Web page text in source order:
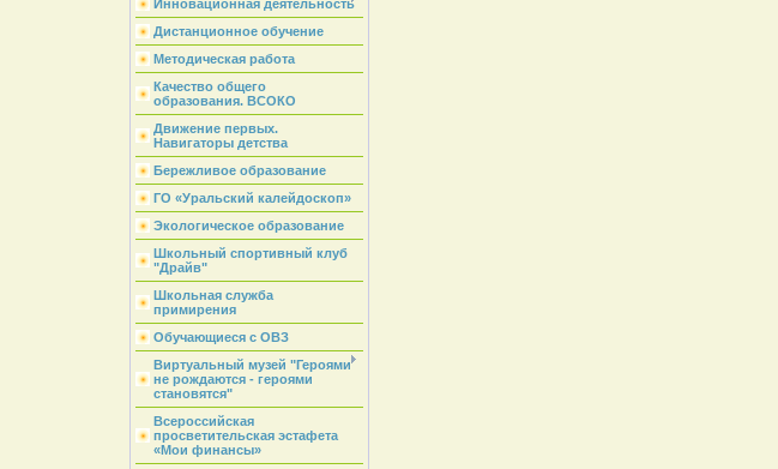
Инновационная деятельность
Дистанционное обучение
Методическая работа
Качество общего
образования. ВСОКО
Движение первых.
Навигаторы детства
Бережливое образование
ГО «Уральский калейдоскоп»
Экологическое образование
Школьный спортивный клуб
"Драйв"
Школьная служба
примирения
Обучающиеся с ОВЗ
Виртуальный музей "Героями
не рождаются - героями
становятся"
Всероссийская
просветительская эстафета
«Мои финансы»